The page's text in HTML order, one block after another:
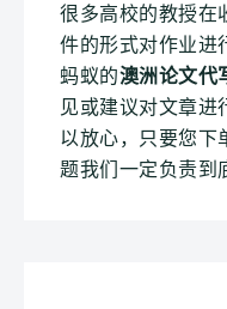
很多高校的教授在
件的形式对作业进
蚂蚁的澳洲论文代
见或建议对文章进
以放心，只要您下
题我们一定负责到